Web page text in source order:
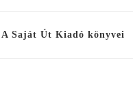
A Saját Út Kiadó könyvei